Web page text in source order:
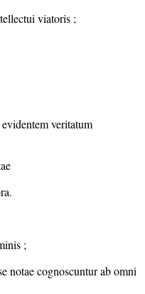
viatoris ;
veritatum
;
notae cognoscuntur ab omni